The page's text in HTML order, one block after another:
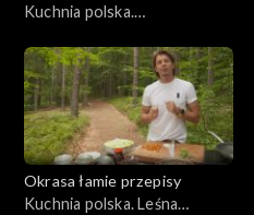
Kuchnia polska.
Okrasa łamie przepisy
Kuchnia polska. Leśna